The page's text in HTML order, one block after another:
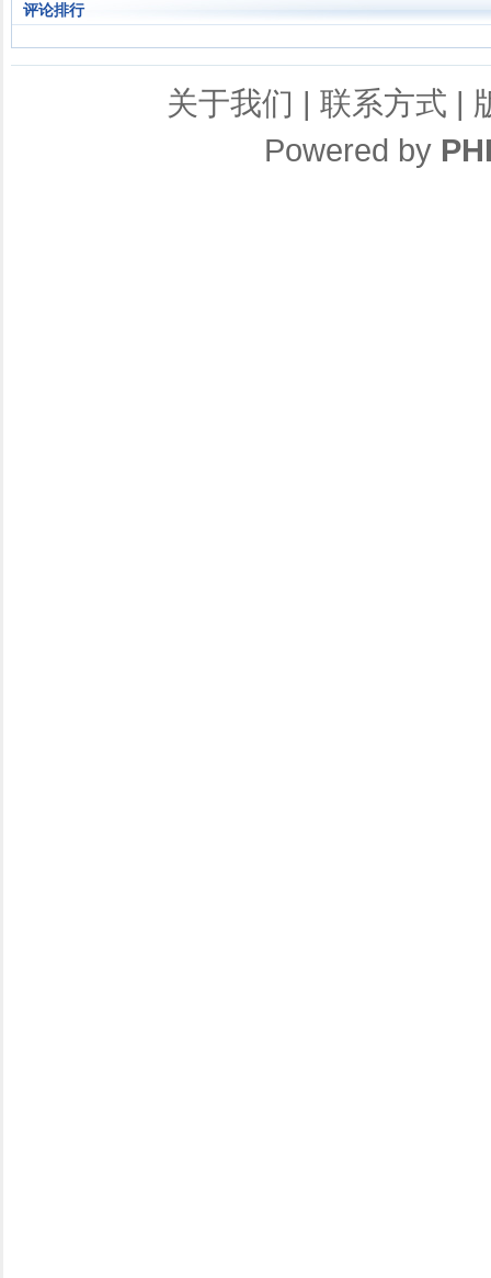
评论排行
关于我们 | 联系方式 |
Powered by